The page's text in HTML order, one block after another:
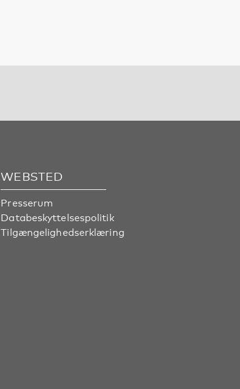
WEBSTED
Presserum
Databeskyttelsespolitik
Tilgængelighedserklæring